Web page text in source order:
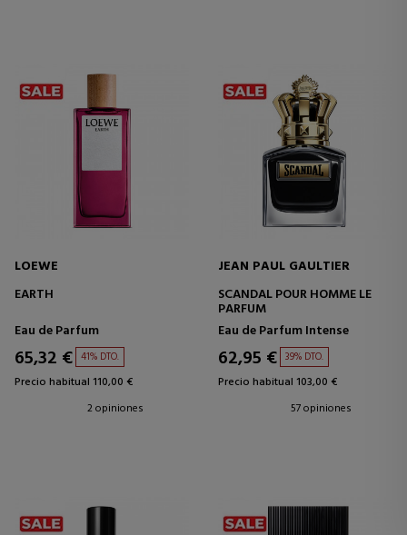
LOEWE
EARTH
Eau de Parfum
65,32 € 41% DTO.
Precio habitual 110,00 €
2 opiniones
JEAN PAUL GAULTIER
SCANDAL POUR HOMME LE
PARFUM
Eau de Parfum Intense
62,95 € 39% DTO.
Precio habitual 103,00 €
57 opiniones